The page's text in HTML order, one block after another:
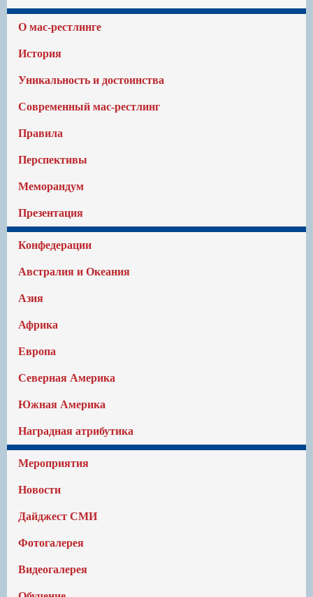
О мас-рестлинге
История
Уникальность и достоинства
Современный мас-рестлинг
Правила
Перспективы
Меморандум
Презентация
Конфедерации
Австралия и Океания
Азия
Африка
Европа
Северная Америка
Южная Америка
Наградная атрибутика
Мероприятия
Новости
Дайджест СМИ
Фотогалерея
Видеогалерея